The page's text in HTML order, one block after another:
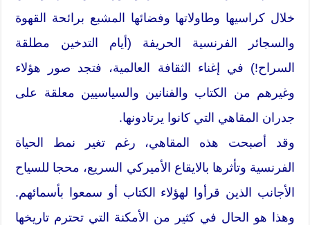
خلال كراسيها وطاولاتها وفضائها المشبع برائحة القهوة
والسجائر الفرنسية الحريفة (أيام التدخين مطلقة
السراح!) في إغناء الثقافة العالمية، فتجد صور هؤلاء
وغيرهم من الكتاب والفنانين والسياسيين معلقة على
جدران المقاهي التي كانوا يرتادونها.
وقد أصبحت هذه المقاهي، رغم تغير نمط الحياة
الفرنسية وتأثرها بالايقاع الأميركي السريع، محجا للسياح
الأجانب الذين قرأوا لهؤلاء الكتاب أو سمعوا بأسمائهم.
وهذا هو الحال في كثير من الأمكنة التي تحترم تاريخها